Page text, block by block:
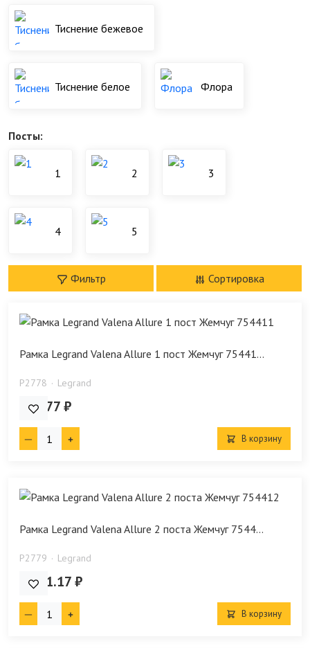
Тиснение бежевое
Тиснение белое Флора
Посты:
1 2 3
4 5
Фильтр Сортировка
Рамка Legrand Valena Allure 1 пост Жемчуг 75441...
P2778 Legrand
616.77 ₽
В корзину
Рамка Legrand Valena Allure 2 поста Жемчуг 7544...
P2779 Legrand
1 171.17 ₽
В корзину